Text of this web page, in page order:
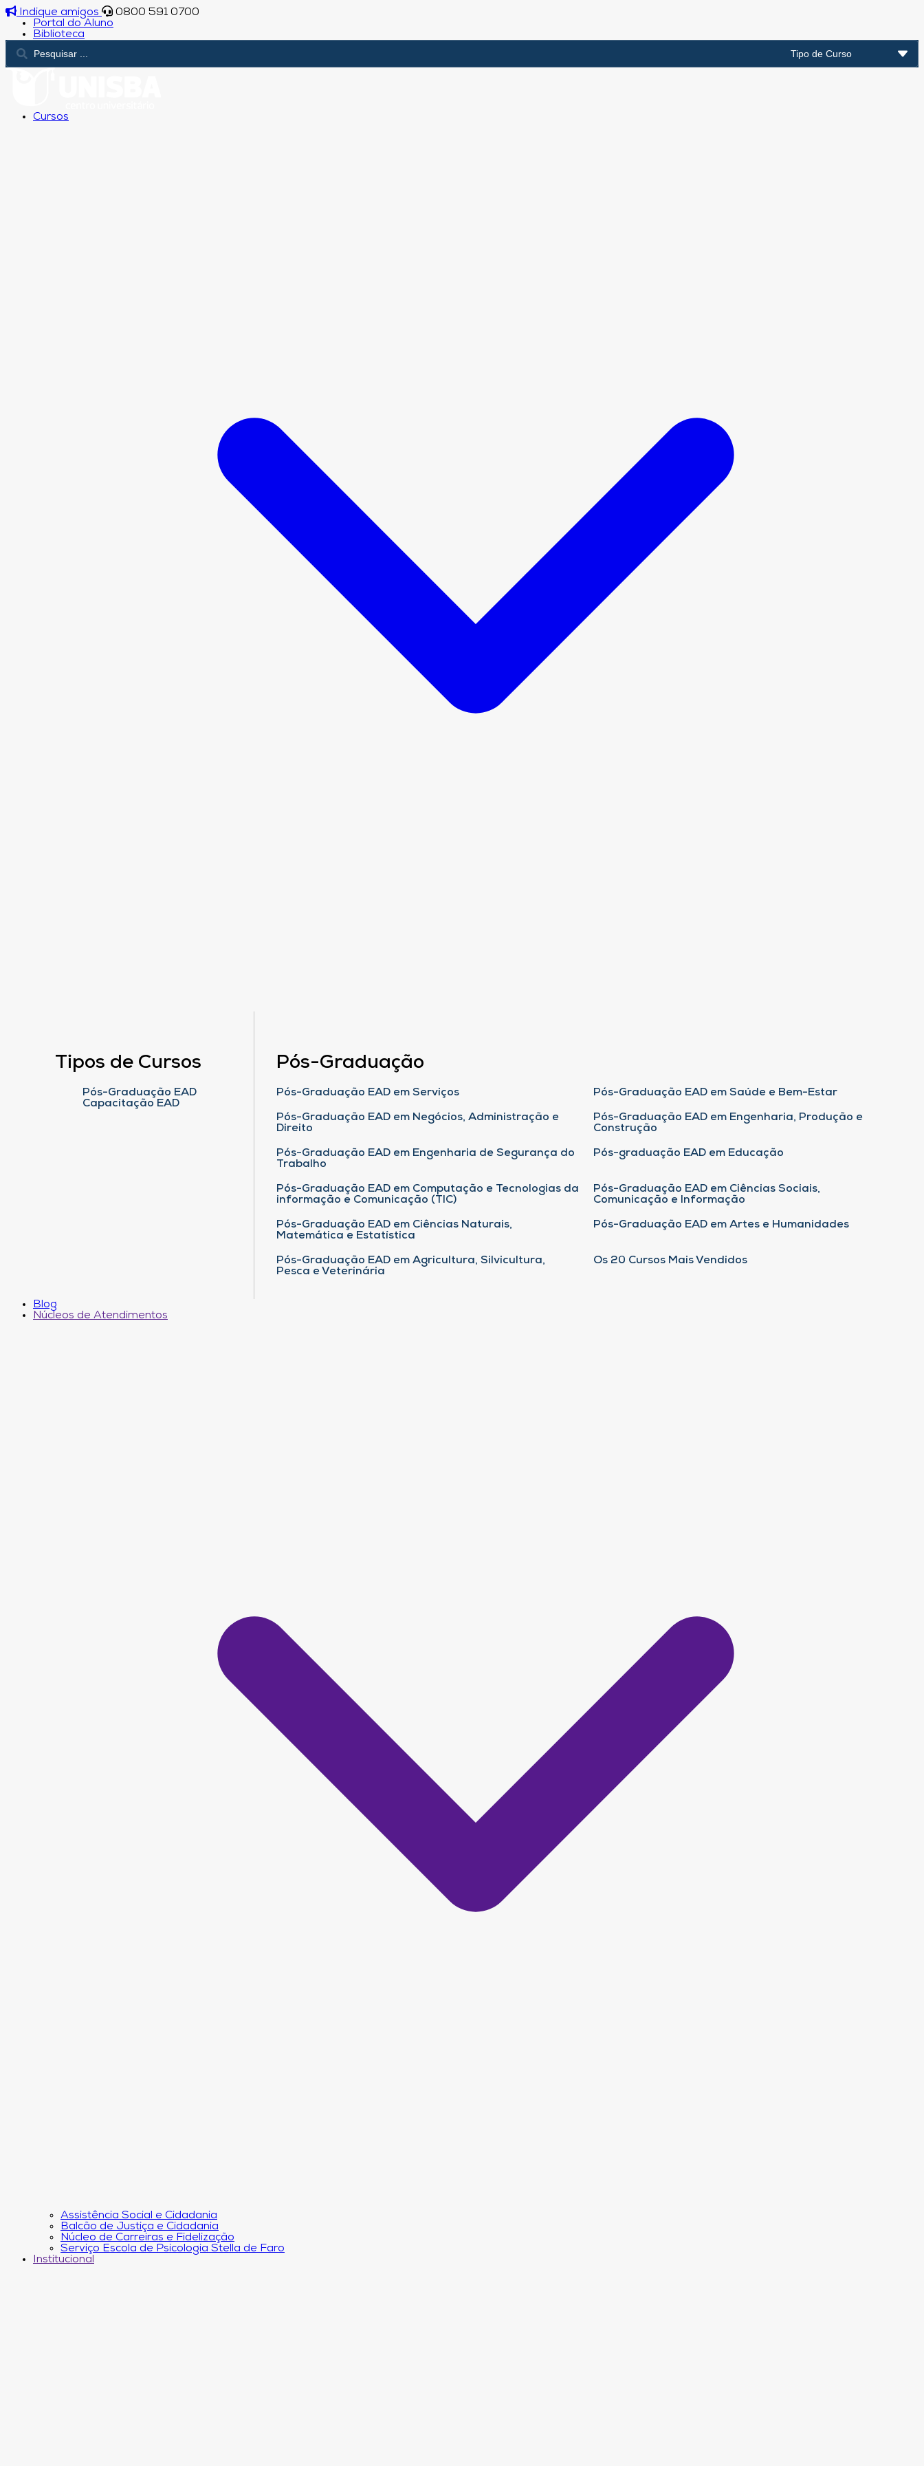
Indique amigos
0800 591 0700
Portal do Aluno
Biblioteca
Cursos
Tipos de Cursos
Pós-Graduação EAD
Capacitação EAD
Pós-Graduação
Pós-Graduação EAD em Serviços Pós-Graduação EAD em Saúde e Bem-Estar
Pós-Graduação EAD em Negócios, Administração e
Direito
Pós-Graduação EAD em Engenharia, Produção e
Construção
Pós-Graduação EAD em Engenharia de Segurança do
Trabalho
Pós-graduação EAD em Educação
Pós-Graduação EAD em Computação e Tecnologias da
informação e Comunicação (TIC)
Pós-Graduação EAD em Ciências Sociais,
Comunicação e Informação
Pós-Graduação EAD em Ciências Naturais,
Matemática e Estatística
Pós-Graduação EAD em Artes e Humanidades
Pós-Graduação EAD em Agricultura, Silvicultura,
Pesca e Veterinária
Os 20 Cursos Mais Vendidos
Blog
Núcleos de Atendimentos
Assistência Social e Cidadania
Balcão de Justiça e Cidadania
Núcleo de Carreiras e Fidelização
Serviço Escola de Psicologia Stella de Faro
Institucional